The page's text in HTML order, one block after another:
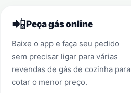
📲Peça gás online
Baixe o app e faça seu pedido
sem precisar ligar para várias
revendas de gás de cozinha para
cotar o menor preço.